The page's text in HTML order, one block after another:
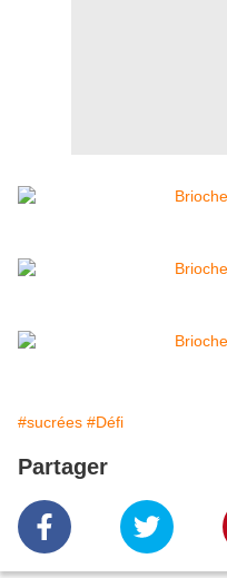
#sucrées #Défi
Partager